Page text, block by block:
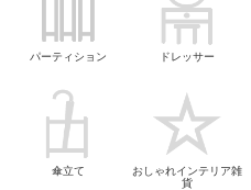
パーティション ドレッサー
傘立て
おしゃれインテリア雑
貨